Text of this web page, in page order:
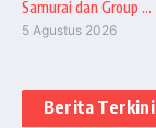
Samurai dan Group ...
5 Agustus 2026
Berita Terkini